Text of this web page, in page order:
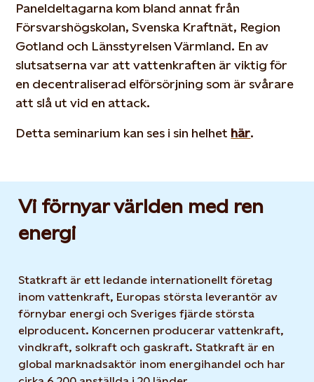
Paneldeltagarna kom bland annat från
Försvarshögskolan, Svenska Kraftnät, Region
Gotland och Länsstyrelsen Värmland. En av
slutsatserna var att vattenkraften är viktig för
en decentraliserad elförsörjning som är svårare
att slå ut vid en attack.
Detta seminarium kan ses i sin helhet här.
Vi förnyar världen med ren
energi
Statkraft är ett ledande internationellt företag
inom vattenkraft, Europas största leverantör av
förnybar energi och Sveriges fjärde största
elproducent. Koncernen producerar vattenkraft,
vindkraft, solkraft och gaskraft. Statkraft är en
global marknadsaktör inom energihandel och har